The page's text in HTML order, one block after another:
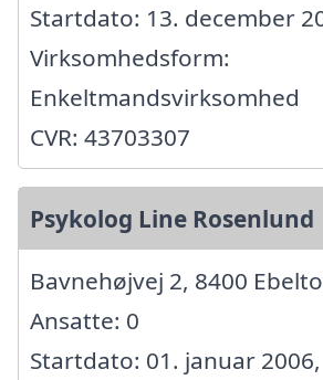
Startdato: 13. december
Virksomhedsform:
Enkeltmandsvirksomhed
CVR: 43703307
Psykolog Line Rosenlund
Bavnehøjvej 2, 8400
Ansatte: 0
Startdato: 01. januar 2006,